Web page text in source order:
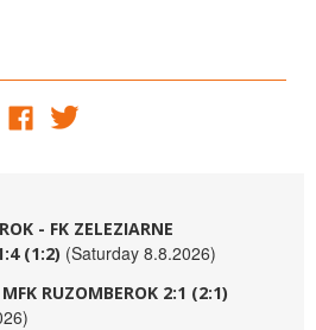
- FK ZELEZIARNE
(1:2) (Saturday 8.8.2026)
RUZOMBEROK 2:1 (2:1)